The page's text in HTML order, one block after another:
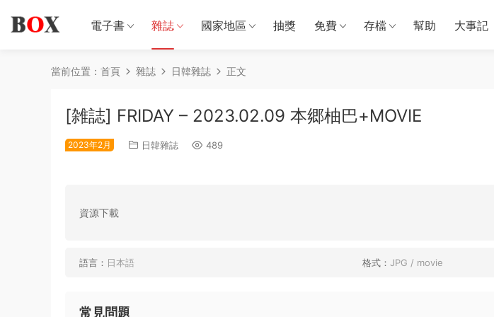
電子書 雜誌 國家地區 抽獎 免費 存檔 幫助 大事記
當前位置： 首頁 雜誌 日韓雜誌 正文
[雑誌] FRIDAY – 2023.02.09 本郷柚巴+MOVIE
2023年2月 日韓雜誌 489
資源下載
語言： 日本語 格式： JPG / movie
常見問題